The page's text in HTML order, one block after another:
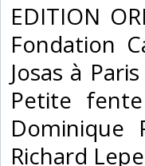
‎EDITION
Fondation
Josas à
Petite
Dominique
Richard